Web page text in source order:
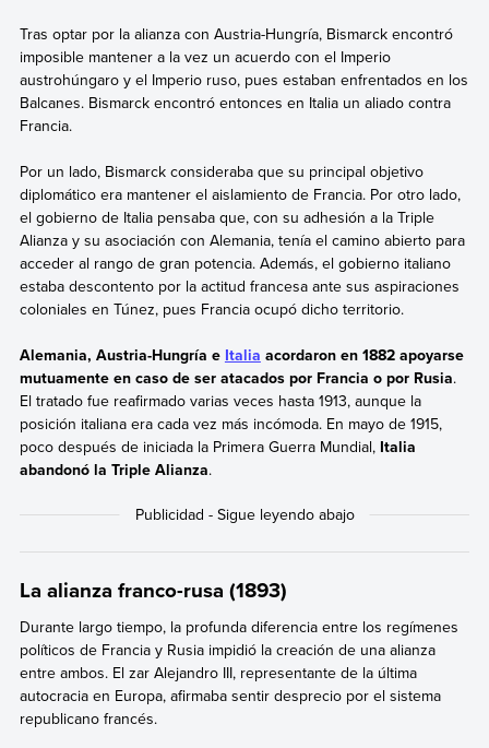
Tras optar por la alianza con Austria-Hungría, Bismarck encontró
imposible mantener a la vez un acuerdo con el Imperio
austrohúngaro y el Imperio ruso, pues estaban enfrentados en los
Balcanes. Bismarck encontró entonces en Italia un aliado contra
Francia.
Por un lado, Bismarck consideraba que su principal objetivo
diplomático era mantener el aislamiento de Francia. Por otro lado,
el gobierno de Italia pensaba que, con su adhesión a la Triple
Alianza y su asociación con Alemania, tenía el camino abierto para
acceder al rango de gran potencia. Además, el gobierno italiano
estaba descontento por la actitud francesa ante sus aspiraciones
coloniales en Túnez, pues Francia ocupó dicho territorio.
Alemania, Austria-Hungría e Italia acordaron en 1882 apoyarse
mutuamente en caso de ser atacados por Francia o por Rusia.
El tratado fue reafirmado varias veces hasta 1913, aunque la
posición italiana era cada vez más incómoda. En mayo de 1915,
poco después de iniciada la Primera Guerra Mundial, Italia
abandonó la Triple Alianza.
La alianza franco-rusa (1893)
Durante largo tiempo, la profunda diferencia entre los regímenes
políticos de Francia y Rusia impidió la creación de una alianza
entre ambos. El zar Alejandro III, representante de la última
autocracia en Europa, afirmaba sentir desprecio por el sistema
republicano francés.